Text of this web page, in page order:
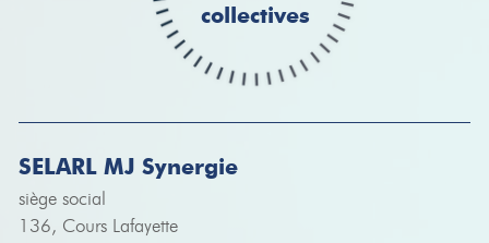
collectives
SELARL MJ Synergie
siège social
136, Cours Lafayette